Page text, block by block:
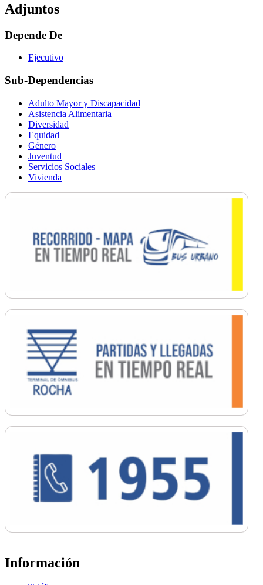
Adjuntos
Depende De
Ejecutivo
Sub-Dependencias
Adulto Mayor y Discapacidad
Asistencia Alimentaria
Diversidad
Equidad
Género
Juventud
Servicios Sociales
Vivienda
Información